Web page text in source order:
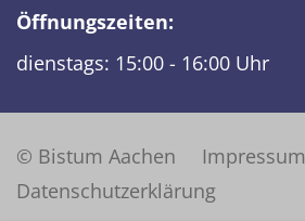
Öffnungszeiten:
dienstags: 15:00 - 16:00 Uhr
© Bistum Aachen
Impressum
Datenschutzerklärung